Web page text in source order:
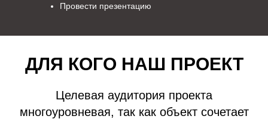
Провести презентацию
ДЛЯ КОГО НАШ ПРОЕКТ
Целевая аудитория проекта
многоуровневая, так как объект сочетает